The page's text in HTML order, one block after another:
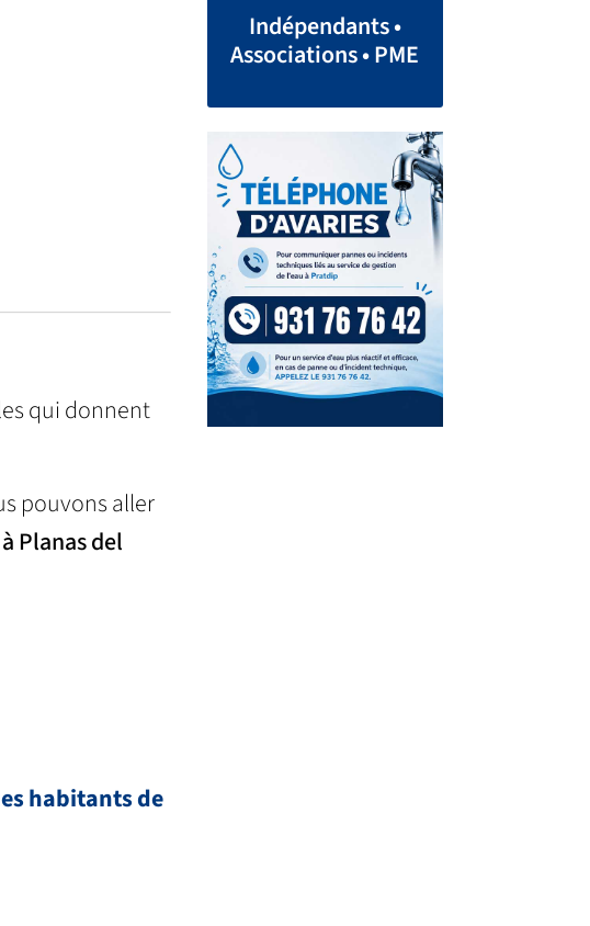
qui donnent
pouvons aller
Planas del
habitants de
Indépendants •
Associations • PME